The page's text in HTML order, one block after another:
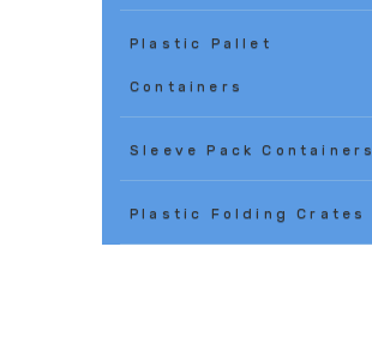
Plastic Pallet
Containers
Sleeve Pack Containers
Plastic Folding Crates